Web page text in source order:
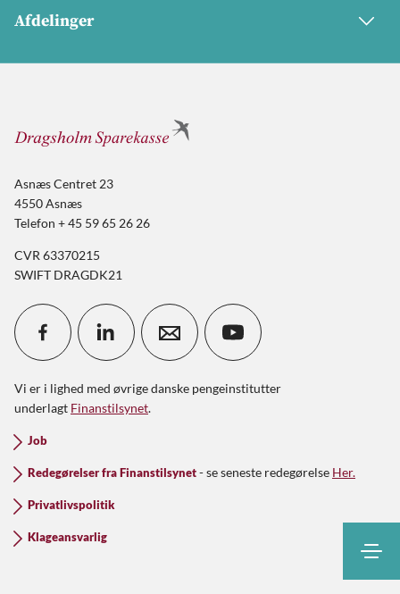
Afdelinger
Asnæs Centret 23
4550 Asnæs
Telefon + 45 59 65 26 26
CVR 63370215
SWIFT DRAGDK21
Vi er i lighed med øvrige danske pengeinstitutter
underlagt Finanstilsynet.
Job
Redegørelser fra Finanstilsynet - se seneste redegørelse Her.
Privatlivspolitik
Klageansvarlig